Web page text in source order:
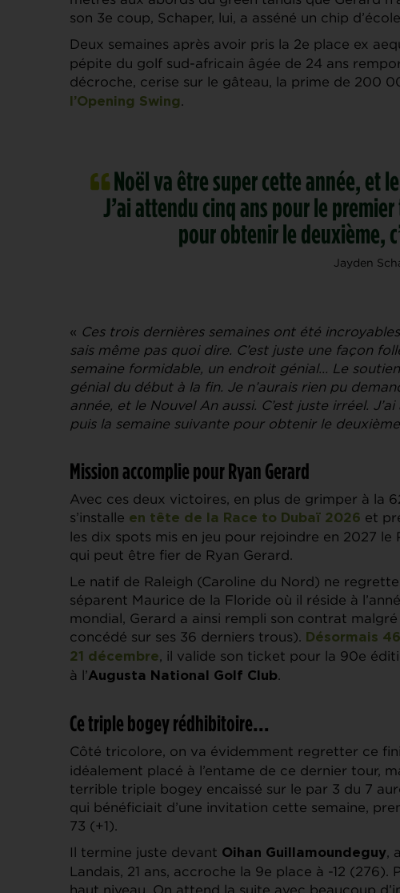
son 3e coup, Schaper, lui, a asséné un chip
Deux semaines après avoir pris la 2e place ex
pépite du golf sud-africain âgée de 24 ans
décroche, cerise sur le gâteau, la prime de 200
l’Opening Swing.
Noël va être super cette année, et
J’ai attendu cinq ans pour le
pour obtenir le deuxième,
Jayden
« Ces trois dernières semaines ont été incroyables
sais même pas quoi dire. C’est juste une façon
semaine formidable, un endroit génial… Le
génial du début à la fin. Je n’aurais rien pu
année, et le Nouvel An aussi. C’est juste irréel.
puis la semaine suivante pour obtenir le
Mission accomplie pour Ryan Gerard
Avec ces deux victoires, en plus de grimper à la
s’installe en tête de la Race to Dubaï 2026 et
les dix spots mis en jeu pour rejoindre en 2027
qui peut être fier de Ryan Gerard.
Le natif de Raleigh (Caroline du Nord) ne
séparent Maurice de la Floride où il réside à
mondial, Gerard a ainsi rempli son contrat
concédé sur ses 36 derniers trous).
Désormais
21 décembre, il valide son ticket pour la 90e
à l’Augusta National Golf Club.
Ce triple bogey rédhibitoire…
Côté tricolore, on va évidemment regretter ce
idéalement placé à l’entame de ce dernier tour,
terrible triple bogey encaissé sur le par 3 du 7
qui bénéficiait d’une invitation cette semaine,
73 (+1).
Il termine juste devant Oihan Guillamoundeguy,
Landais, 21 ans, accroche la 9e place à -12
haut niveau. On attend la suite avec beaucoup